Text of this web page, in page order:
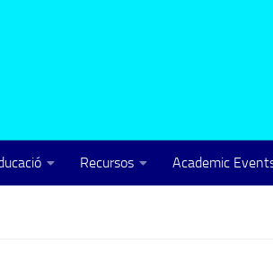
Recursos Academic